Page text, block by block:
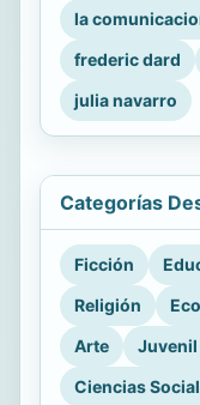
la
frederic dard
julia navarro
Categorías
Ficción
Religión
Arte
Juvenil
Ciencias